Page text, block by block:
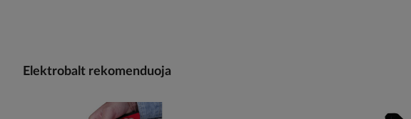
Elektrobalt rekomenduoja